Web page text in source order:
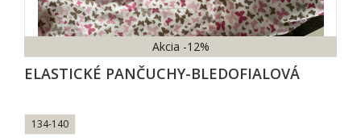
ELASTICKÉ PANČUCHY-BLEDOFIALOVÁ
Akcia -12%
134-140